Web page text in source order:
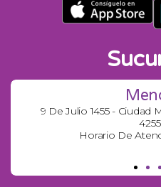
9 De Julio 1455 - Ciudad
Horario De